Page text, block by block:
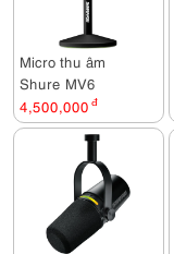
Micro thu âm
Shure MV6
4,500,000 đ